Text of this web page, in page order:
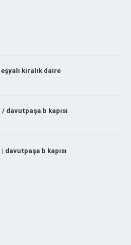
kiralık daire
/ davutpaşa b kapısı
davutpaşa b kapısı